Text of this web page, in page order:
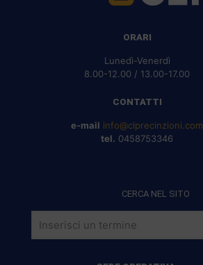
ORARI
Lunedì-Venerdì
8.00-12.00 / 13.00-17.00
CONTATTI
e-mail info@clprecinzioni.com
tel. 0458753346
CERCA NEL SITO